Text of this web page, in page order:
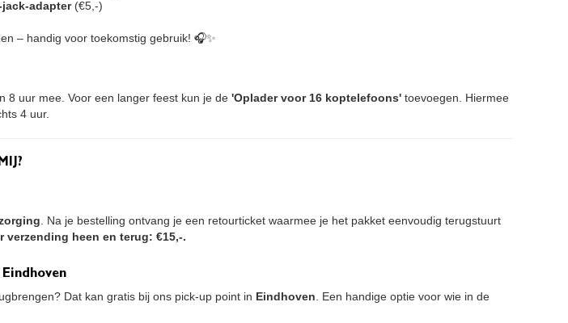
jack-adapter(€5,-)
– handig voor toekomstig gebruik! 🎧✨
8 uur mee. Voor een langer feest kun je de 'Oplader voor 16 koptelefoons' toevoegen. Hiermee
4 uur.
. Na je bestelling ontvang je een retourticket waarmee je het pakket eenvoudig terugstuurt
verzending heen en terug: €15,-.
Dat kan gratis bij ons pick-up point in Eindhoven . Een handige optie voor wie in de